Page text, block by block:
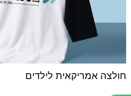
חולצה אמריקאית לילדים